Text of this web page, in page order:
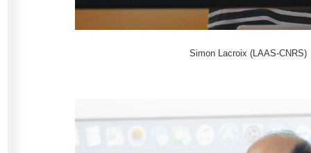
Simon Lacroix (LAAS-CNRS)